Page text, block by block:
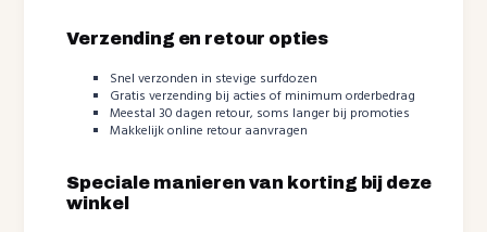
Verzending en retour opties
Snel verzonden in stevige surfdozen
Gratis verzending bij acties of minimum orderbedrag
Meestal 30 dagen retour, soms langer bij promoties
Makkelijk online retour aanvragen
Speciale manieren van korting bij deze
winkel